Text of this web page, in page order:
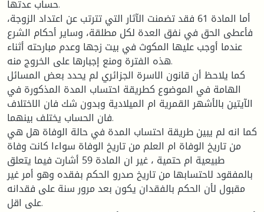
حساب عدتها.
أما المادة 61 فقد تضمنت الآثار التي تترتب عن اعتداد الزوجة،
فأعطى الحق في نفق العدة لكل مطلقة، وساير أحكام الشرع
عندما أوجب عليها المكوث في بيت زجها وعدم مبارحته أثناء
هذه الفترة ومنع إجبارها على الخروج منه.
كما يلاحظ أن قانون الاسرة الجزائري لم يحدد بعض المسائل
الهامة في الموضوع كطريقة احتساب المدة المذكورة في
الآيتين بالأشهر القمرية ام الميلادية وبدون شك فان الاختلاف
فان الحساب يختلف بينهما.
كما انه لم يبين طريقة احتساب المدة في حالة الوفاة هل هي
من تاريخ الوفاة ام العلم من تاريخ الوفاة سواءا كانت وفاة
طبيعية ام حتمية ، غير ان المادة 59 أشارت فيما يتعلق
بالمفقود لاحتسابها من تاريخ صدرو الحكم بفقده وهو أمر غير
مقبول لأن الحكم بالفقدان يكون بعد مرور سنة على فقدانه
على اقل.